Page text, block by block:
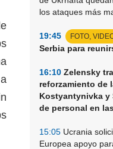
los ataques más
19:45 FOTO,
Serbia para
16:10 Zelensky
reforzamiento de
Kostyantynivka y
de personal en
15:05 Ucrania
Europea apoyo